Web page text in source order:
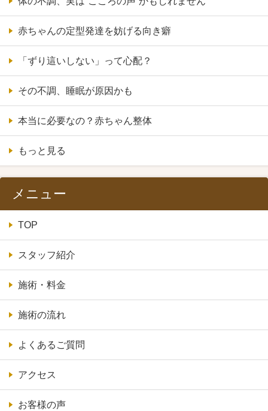
赤ちゃんの定型発達を妨げる向き癖
「ずり這いしない」って心配？
その不調、睡眠が原因かも
本当に必要なの？赤ちゃん整体
もっと見る
メニュー
TOP
スタッフ紹介
施術・料金
施術の流れ
よくあるご質問
アクセス
お客様の声